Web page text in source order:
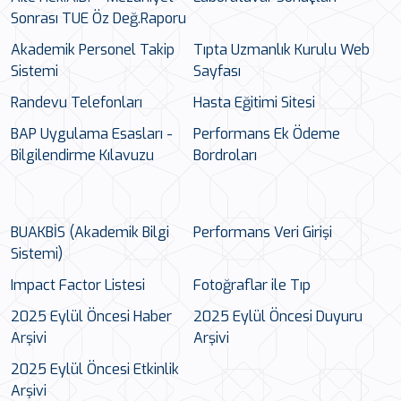
Sonrası TUE Öz Değ.Raporu
Akademik Personel Takip
Sistemi
Tıpta Uzmanlık Kurulu Web
Sayfası
Randevu Telefonları
Hasta Eğitimi Sitesi
BAP Uygulama Esasları -
Bilgilendirme Kılavuzu
Performans Ek Ödeme
Bordroları
BUAKBİS (Akademik Bilgi
Sistemi)
Performans Veri Girişi
Impact Factor Listesi
Fotoğraflar ile Tıp
2025 Eylül Öncesi Haber
Arşivi
2025 Eylül Öncesi Duyuru
Arşivi
2025 Eylül Öncesi Etkinlik
Arşivi